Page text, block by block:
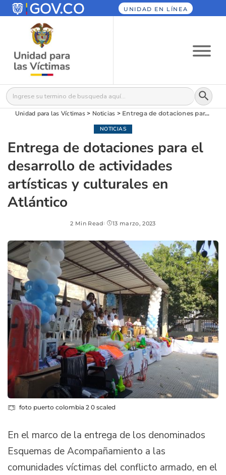
UNIDAD EN LÍNEA
Buscar: Botón
Unidad para las Víctimas> Noticias > Entrega de dotaciones para el desarrollo de actividades artísticas y culturales en Atlántico
NOTICIAS
Entrega de dotaciones para el
desarrollo de actividades
artísticas y culturales en
Atlántico
2 Min Read 13 marzo, 2023
foto puerto colombia 2 0 scaled
En el marco de la entrega de los denominados
Esquemas de Acompañamiento a las
comunidades víctimas del conflicto armado, en el